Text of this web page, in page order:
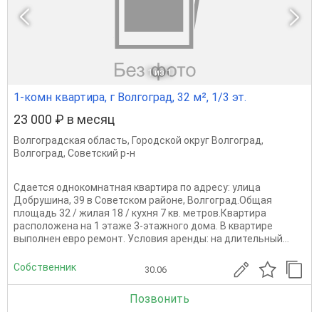
1 из 1
1-комн квартира, г Волгоград, 32 м², 1/3 эт.
23 000 ₽ в месяц
Волгоградская область, Городской округ Волгоград,
Волгоград, Советский р-н
Сдается однокомнатная квартира по адресу: улица
Добрушина, 39 в Советском районе, Волгоград.Общая
площадь 32 / жилая 18 / кухня 7 кв. метров.Квартира
расположена на 1 этаже 3-этажного дома. В квартире
выполнен евро ремонт. Условия аренды: на длительный...
Собственник 30.06
Позвонить